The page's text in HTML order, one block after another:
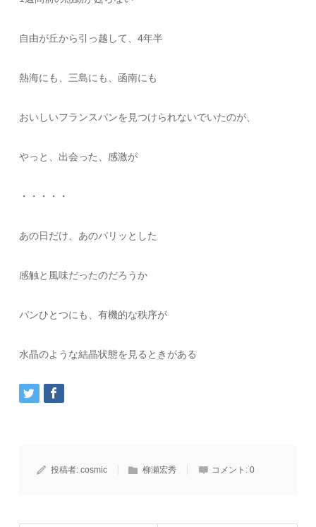
自由が丘から引っ越して、4年半
熱海にも、三島にも、函南にも
おいしいフランスパンを見つけられないでいたのが、
やっと、出会った、感激が
・・・・・
あの日だけ、あのパリッとした
感触と風味だったのだろうか
パンひとつにも、有機的な秩序が
水晶のような結晶状態を見るときがある
投稿者:cosmic 柳瀬宏秀 コメント:0